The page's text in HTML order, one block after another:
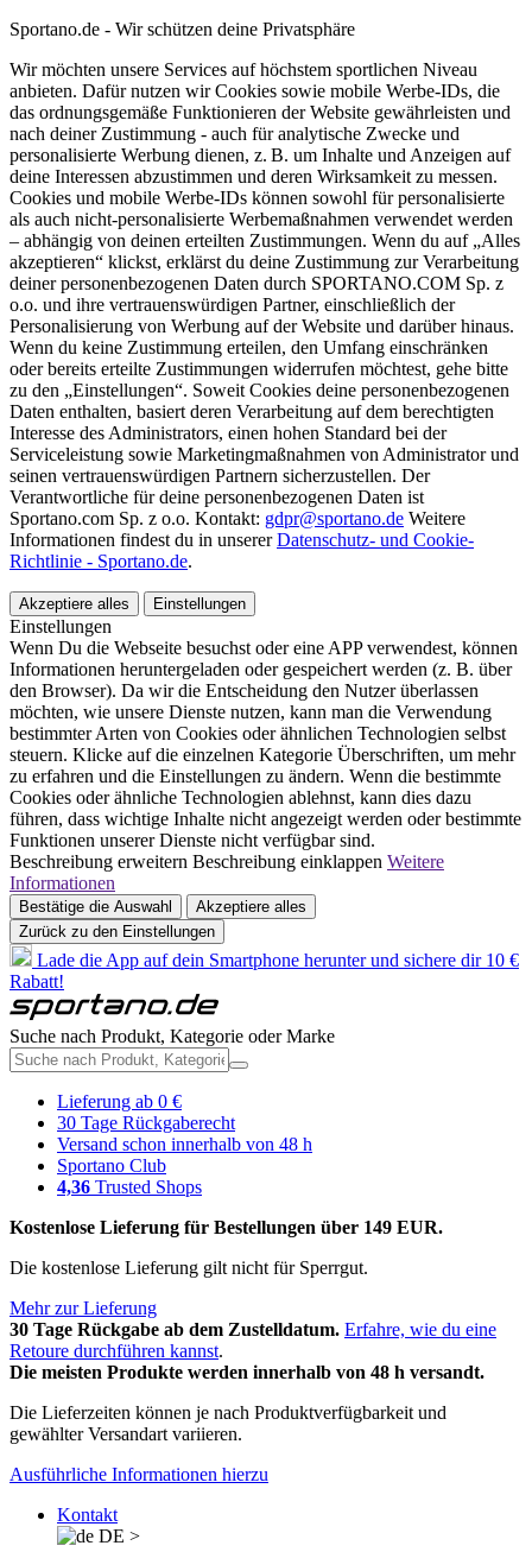
Sportano.de - Wir schützen deine Privatsphäre
Wir möchten unsere Services auf höchstem sportlichen Niveau
anbieten. Dafür nutzen wir Cookies sowie mobile Werbe-IDs, die
das ordnungsgemäße Funktionieren der Website gewährleisten und
nach deiner Zustimmung - auch für analytische Zwecke und
personalisierte Werbung dienen, z. B. um Inhalte und Anzeigen auf
deine Interessen abzustimmen und deren Wirksamkeit zu messen.
Cookies und mobile Werbe-IDs können sowohl für personalisierte
als auch nicht-personalisierte Werbemaßnahmen verwendet werden
– abhängig von deinen erteilten Zustimmungen. Wenn du auf „Alles
akzeptieren“ klickst, erklärst du deine Zustimmung zur Verarbeitung
deiner personenbezogenen Daten durch SPORTANO.COM Sp. z
o.o. und ihre vertrauenswürdigen Partner, einschließlich der
Personalisierung von Werbung auf der Website und darüber hinaus.
Wenn du keine Zustimmung erteilen, den Umfang einschränken
oder bereits erteilte Zustimmungen widerrufen möchtest, gehe bitte
zu den „Einstellungen“. Soweit Cookies deine personenbezogenen
Daten enthalten, basiert deren Verarbeitung auf dem berechtigten
Interesse des Administrators, einen hohen Standard bei der
Serviceleistung sowie Marketingmaßnahmen von Administrator und
seinen vertrauenswürdigen Partnern sicherzustellen. Der
Verantwortliche für deine personenbezogenen Daten ist
Sportano.com Sp. z o.o. Kontakt: gdpr@sportano.de Weitere
Informationen findest du in unsererDatenschutz- und Cookie-
Richtlinie - Sportano.de.
Akzeptiere alles Einstellungen
Einstellungen
Wenn Du die Webseite besuchst oder eine APP verwendest, können
Informationen heruntergeladen oder gespeichert werden (z. B. über
den Browser). Da wir die Entscheidung den Nutzer überlassen
möchten, wie unsere Dienste nutzen, kann man die Verwendung
bestimmter Arten von Cookies oder ähnlichen Technologien selbst
steuern. Klicke auf die einzelnen Kategorie Überschriften, um mehr
zu erfahren und die Einstellungen zu ändern. Wenn die bestimmte
Cookies oder ähnliche Technologien ablehnst, kann dies dazu
führen, dass wichtige Inhalte nicht angezeigt werden oder bestimmte
Funktionen unserer Dienste nicht verfügbar sind.
Beschreibung erweitern Beschreibung einklappen Weitere
Informationen
Bestätige die Auswahl
Akzeptiere alles
Zurück zu den Einstellungen
Lade die App auf dein Smartphone herunter und sichere dir 10 €
Rabatt!
Suche nach Produkt, Kategorie oder Marke
Lieferung ab 0 €
30 Tage Rückgaberecht
Versand schon innerhalb von 48 h
Sportano Club
4,36 Trusted Shops
Kostenlose Lieferung für Bestellungen über 149 EUR.
Die kostenlose Lieferung gilt nicht für Sperrgut.
Mehr zur Lieferung
30 Tage Rückgabe ab dem Zustelldatum. Erfahre, wie du eine
Retoure durchführen kannst.
Die meisten Produkte werden innerhalb von 48 h versandt.
Die Lieferzeiten können je nach Produktverfügbarkeit und
gewählter Versandart variieren.
Ausführliche Informationen hierzu
Kontakt
DE >